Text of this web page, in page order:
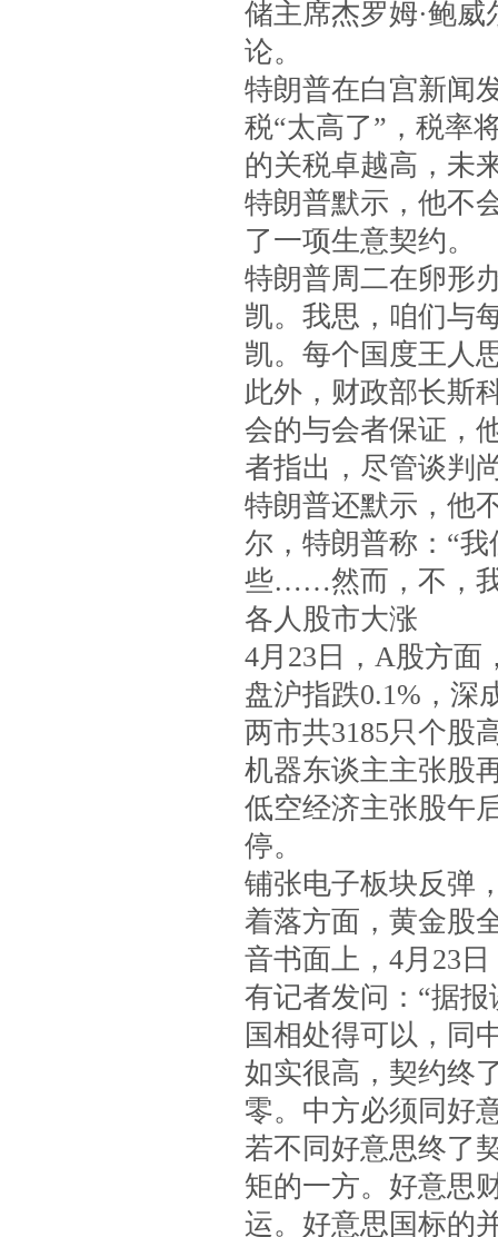
储主席杰罗姆·鲍
论。
特朗普在白宫新闻
税“太高了”，税率
的关税卓越高，未
特朗普默示，他不
了一项生意契约。
特朗普周二在卵形
凯。我思，咱们与
凯。每个国度王人
此外，财政部长斯
会的与会者保证，
者指出，尽管谈判
特朗普还默示，他
尔，特朗普称：“
些……然而，不，
各人股市大涨
4月23日，A股方面
盘沪指跌0.1%，深
两市共3185只个股
机器东谈主主张股
低空经济主张股午
停。
铺张电子板块反弹
着落方面，黄金股
音书面上，4月23
有记者发问：“据
国相处得可以，同
如实很高，契约终
零。中方必须同好
若不同好意思终了
矩的一方。好意思
运。好意思国标的